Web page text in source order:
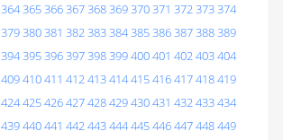
364365366367368369370371 372373374
379380381 382383384385386387388389
394395396397398399400401 402403404
409410411 412413414415416417418419
424425426427428429430431 432433434
439440441 442443444445446447448449